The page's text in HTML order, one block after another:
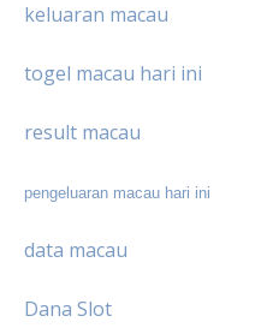
keluaran macau
togel macau hari ini
result macau
pengeluaran macau hari ini
data macau
Dana Slot